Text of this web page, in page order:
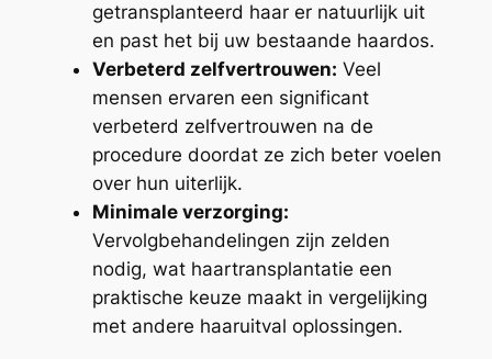
getransplanteerd haar er natuurlijk uit
en past het bij uw bestaande haardos.
Verbeterd zelfvertrouwen: Veel
mensen ervaren een significant
verbeterd zelfvertrouwen na de
procedure doordat ze zich beter voelen
over hun uiterlijk.
Minimale verzorging:
Vervolgbehandelingen zijn zelden
nodig, wat haartransplantatie een
praktische keuze maakt in vergelijking
met andere haaruitval oplossingen.